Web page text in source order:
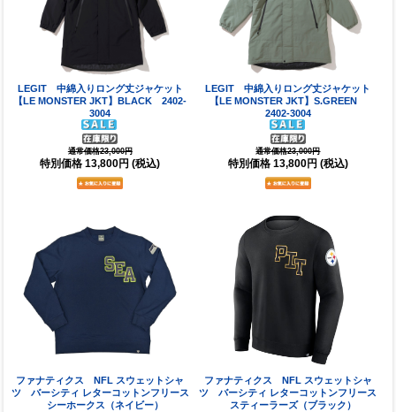
LEGIT 中綿入りロング丈ジャケット
【LE MONSTER JKT】BLACK 2402-
3004
通常価格23,000円
特別価格 13,800円 (税込)
LEGIT 中綿入りロング丈ジャケット
【LE MONSTER JKT】S.GREEN
2402-3004
通常価格23,000円
特別価格 13,800円 (税込)
ファナティクス NFL スウェットシャ
ツ バーシティ レターコットンフリース
シーホークス（ネイビー）
ファナティクス NFL スウェットシャ
ツ バーシティ レターコットンフリース
スティーラーズ（ブラック）